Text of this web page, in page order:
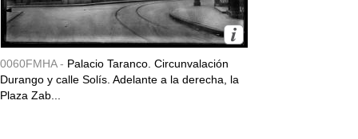
0060FMHA - Palacio Taranco. Circunvalación
Durango y calle Solís. Adelante a la derecha, la
Plaza Zab...